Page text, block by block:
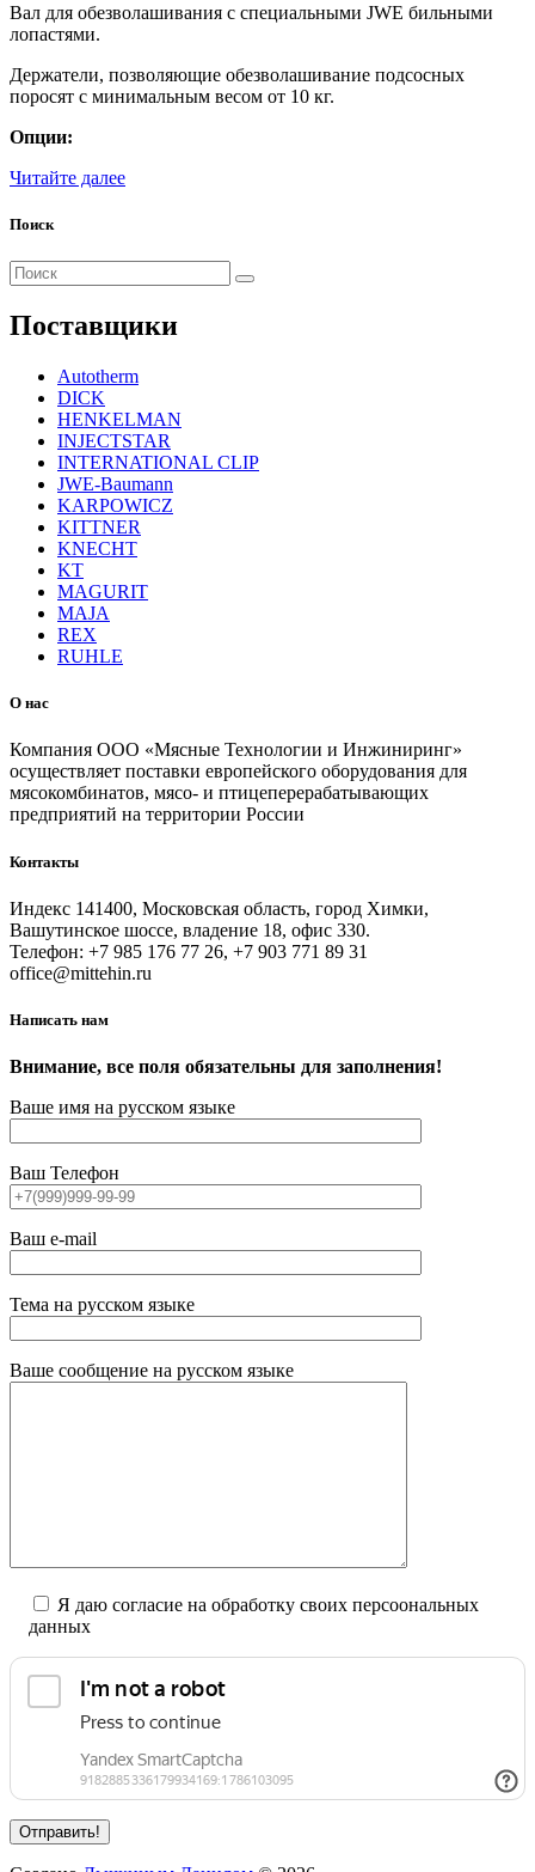
Вал для обезволашивания с специальными JWE бильными
лопастями.
Держатели, позволяющие обезволашивание подсосных
поросят с минимальным весом от 10 кг.
Опции:
Читайте далее
Поиск
Поиск
для:
Поставщики
Autotherm
DICK
HENKELMAN
INJECTSTAR
INTERNATIONAL CLIP
JWE-Baumann
KARPOWICZ
KITTNER
KNECHT
KT
MAGURIT
MAJA
REX
RUHLE
О нас
Компания ООО «Мясные Технологии и Инжиниринг»
осуществляет поставки европейского оборудования для
мясокомбинатов, мясо- и птицеперерабатывающих
предприятий на территории России
Контакты
Индекс 141400, Московская область, город Химки,
Вашутинское шоссе, владение 18, офис 330.
Телефон: +7 985 176 77 26, +7 903 771 89 31
office@mittehin.ru
Написать нам
Внимание, все поля обязательны для заполнения!
Ваше имя на русском языке
Ваш Телефон
Ваш e-mail
Тема на русском языке
Ваше сообщение на русском языке
Я даю согласие на обработку своих персоональных
данных